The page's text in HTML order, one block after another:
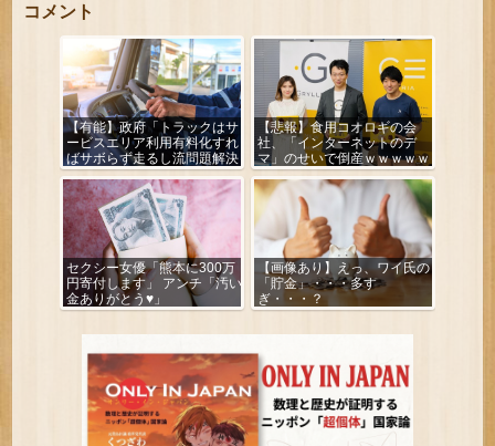
コメント
【有能】政府「トラックはサ
ービスエリア利用有料化すれ
ばサボらず走るし流問題解決
じゃね？」
【悲報】食用コオロギの会
社、「インターネットのデ
マ」のせいで倒産ｗｗｗｗｗ
セクシー女優「熊本に300万
円寄付します」 アンチ「汚い
金ありがとう♥」
【画像あり】えっ、ワイ氏の
「貯金」・・・多す
ぎ・・・？